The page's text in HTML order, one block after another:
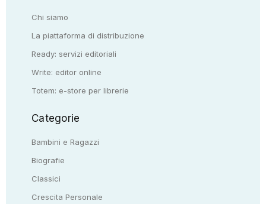
Chi siamo
La piattaforma di distribuzione
Ready: servizi editoriali
Write: editor online
Totem: e-store per librerie
Categorie
Bambini e Ragazzi
Biografie
Classici
Crescita Personale